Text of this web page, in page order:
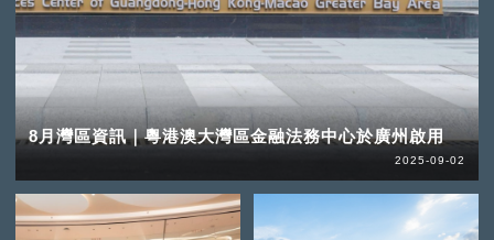
8月灣區資訊｜粵港澳大灣區金融法務中心於廣州啟用
2025-09-02